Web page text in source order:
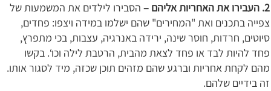
2. העבירו את האחריות אליהם –
הסבירו לילדים את המשמעות של
צפייה בתכנים ואת "המחירים" שהם ישלמו במידה ויצפו: פחדים,
סיוטים, חרדות, חוסר שינה, ירידה באנרגיה, עצבות, בכי מתפרץ,
פחד להיות לבד או פחד לצאת מהבית, הרטבת לילה וכו‘. בקשו
מהם לקחת אחריות וברגע שהם מזהים תוכן שכזה, מיד לסגור אותו.
זה בידיים שלהם.